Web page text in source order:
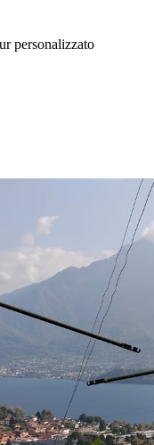
personalizzato